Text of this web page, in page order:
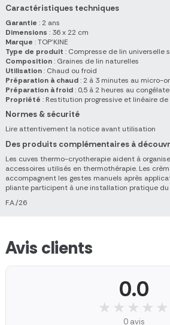
Caractéristiques techniques
Garantie : 2 ans
Dimensions : 36 x 22 cm
Marque : TOP'KINE
Type de produit : Compresse de lin universelle
Composition: Graines de lin naturelles
Utilisation: Chaud ou froid
Préparation à chaud: 2 à 3 minutes au micro-
Préparation à froid: 0,5 à 2 heures au
Propriété : Restitution progressive et linéaire
Normes & sécurité
Lire attentivement la notice avant utilisation
Des produits complémentaires à
Les cuves thermo-cryotherapie aident à
accessoires utilisés en thermothérapie. Les
accompagnent les gestes manuels après
pliante participent à une installation pratique
F.A./26
Avis clients
0.0
★★★★★
★★★★★
0 avis